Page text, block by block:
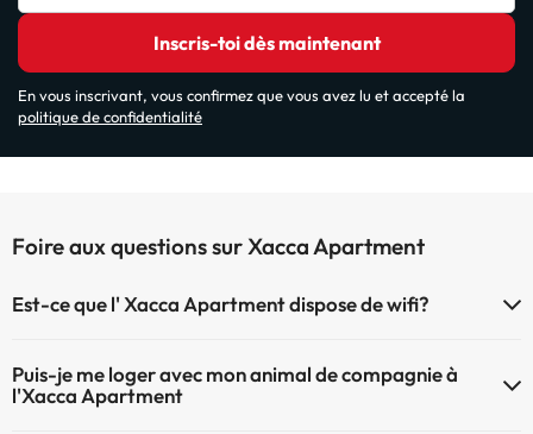
Inscris-toi dès maintenant
En vous inscrivant, vous confirmez que vous avez lu et accepté la
politique de confidentialité
Foire aux questions sur Xacca Apartment
Est-ce que l' Xacca Apartment dispose de wifi?
Puis-je me loger avec mon animal de compagnie à
l'Xacca Apartment